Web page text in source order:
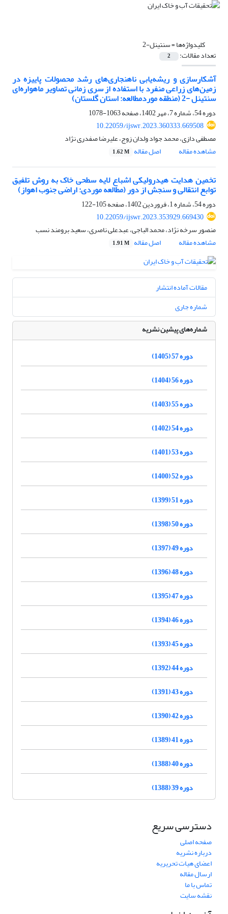
کلیدواژه‌ها =سنتینل-2
تعداد مقالات: 2
آشکارسازی و ریشه‌یابی ناهنجاری‌های رشد محصولات پاییزه در
زمین‌های زراعی منفرد با استفاده از سری زمانی تصاویر ماهواره‌ای
سنتینل -2 (منطقه موردمطالعه: استان گلستان)
دوره 54، شماره 7، مهر 1402، صفحه
1063-1078
10.22059/ijswr.2023.360333.669508
مصطفی دازی، محمد جواد ولدان زوج، علیرضا صفدری نژاد
مشاهده مقاله
اصل مقاله 1.62 M
تخمین هدایت هیدرولیکی اشباع لایه سطحی خاک به روش تلفیق
توابع انتقالی و سنجش از دور (مطالعه موردی: اراضی جنوب اهواز)
دوره 54، شماره 1، فروردین 1402، صفحه
105-122
10.22059/ijswr.2023.353929.669430
منصور سرخه نژاد، محمد الباجی، عبدعلی ناصری، سعید برومند نسب
مشاهده مقاله
اصل مقاله 1.91 M
مقالات آماده انتشار
شماره جاری
شماره‌های پیشین نشریه
دوره 57 (1405)
دوره 56 (1404)
دوره 55 (1403)
دوره 54 (1402)
دوره 53 (1401)
دوره 52 (1400)
دوره 51 (1399)
دوره 50 (1398)
دوره 49 (1397)
دوره 48 (1396)
دوره 47 (1395)
دوره 46 (1394)
دوره 45 (1393)
دوره 44 (1392)
دوره 43 (1391)
دوره 42 (1390)
دوره 41 (1389)
دوره 40 (1388)
دوره 39 (1388)
دسترسی سریع
صفحه اصلی
درباره نشریه
اعضای هیات تحریریه
ارسال مقاله
تماس با ما
نقشه سایت